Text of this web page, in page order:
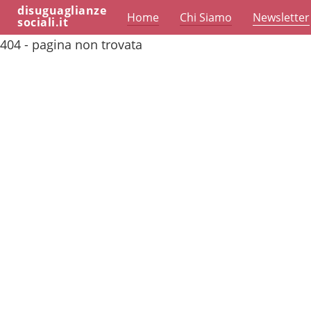
disuguaglianze
sociali.it Home Chi Siamo Newsletter
404 - pagina non trovata